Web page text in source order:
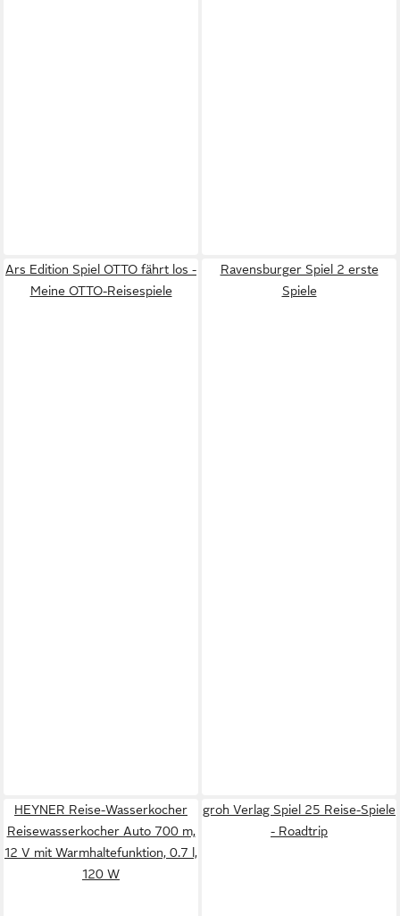
Ars Edition Spiel OTTO fährt los -
Meine OTTO-Reisespiele
Ravensburger Spiel 2 erste
Spiele
HEYNER Reise-Wasserkocher
Reisewasserkocher Auto 700 m,
12 V mit Warmhaltefunktion, 0.7 l,
120 W
groh Verlag Spiel 25 Reise-Spiele
- Roadtrip